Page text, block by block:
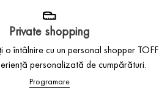
Private shopping
întâlnire cu un personal shopper TOFF
personalizată de cumpărături.
Programare